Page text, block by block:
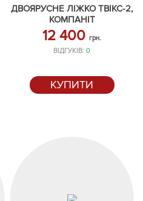
ДВОЯРУСНЕ ЛІЖКО ТВІКС-2,
КОМПАНІТ
12 400грн.
ВІДГУКІВ:0
КУПИТИ